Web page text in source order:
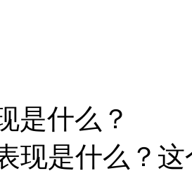
是什么？
现是什么？